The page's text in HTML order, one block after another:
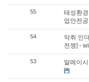
55
태성환
업안전
54
악취 인
전쟁] -
53 말레이